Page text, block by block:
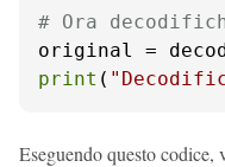
# Ora
print (
Eseguendo questo codice,